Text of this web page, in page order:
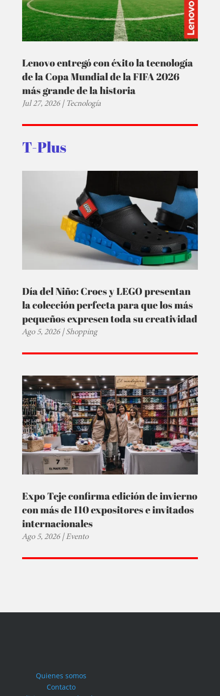
Lenovo entregó con éxito la tecnología
de la Copa Mundial de la FIFA 2026
más grande de la historia
Jul 27, 2026|Tecnología
T-Plus
Día del Niño: Crocs y LEGO presentan
la colección perfecta para que los más
pequeños expresen toda su creatividad
Ago 5, 2026|Shopping
Expo Teje confirma edición de invierno
con más de 110 expositores e invitados
internacionales
Ago 5, 2026|Evento
Quienes somos
Contacto